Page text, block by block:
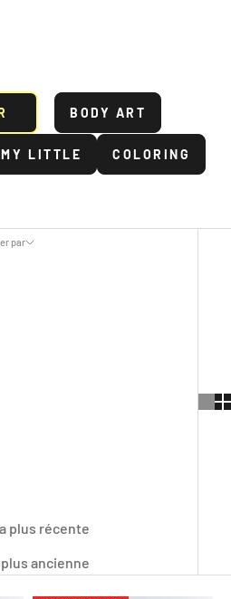
BODY ART
LITTLE COLORING
par
plus récente
ancienne